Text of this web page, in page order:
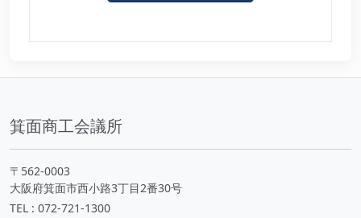
箕面商工会議所
〒562-0003
大阪府箕面市西小路3丁目2番30号
TEL : 072-721-1300